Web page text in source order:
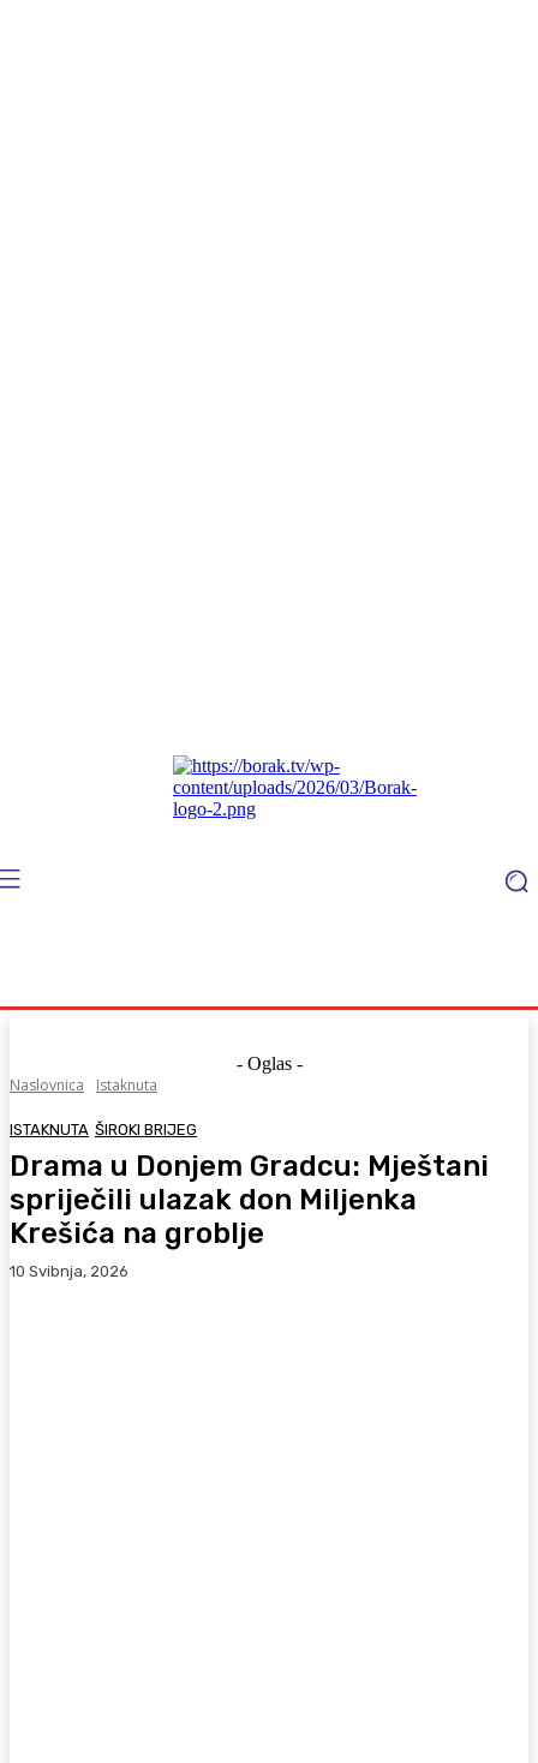
- Oglas -
Naslovnica
Istaknuta
ISTAKNUTA ŠIROKI BRIJEG
Drama u Donjem Gradcu: Mještani
spriječili ulazak don Miljenka
Krešića na groblje
10 Svibnja, 2026